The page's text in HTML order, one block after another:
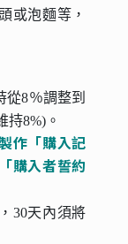
或泡麵等，
從8％調整到
持8%)。
作「購入記
購入者誓約
30天內須將